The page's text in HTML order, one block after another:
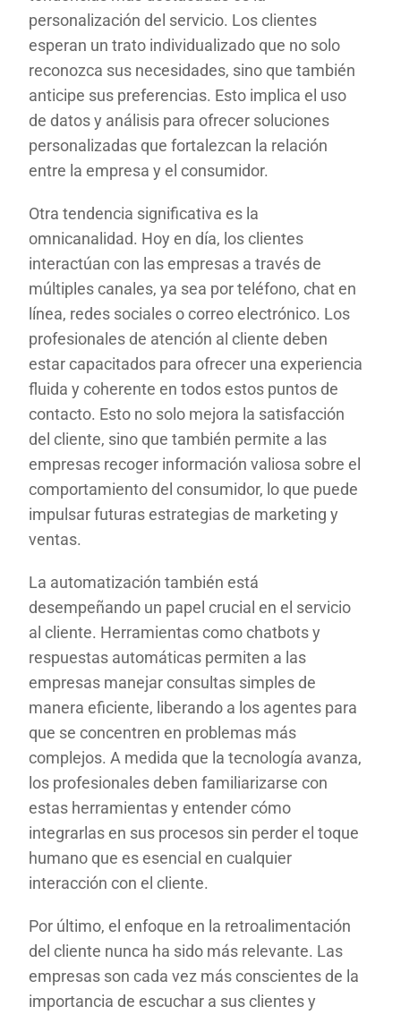
personalización del servicio. Los clientes
esperan un trato individualizado que no solo
reconozca sus necesidades, sino que también
anticipe sus preferencias. Esto implica el uso
de datos y análisis para ofrecer soluciones
personalizadas que fortalezcan la relación
entre la empresa y el consumidor.
Otra tendencia significativa es la
omnicanalidad. Hoy en día, los clientes
interactúan con las empresas a través de
múltiples canales, ya sea por teléfono, chat en
línea, redes sociales o correo electrónico. Los
profesionales de atención al cliente deben
estar capacitados para ofrecer una experiencia
fluida y coherente en todos estos puntos de
contacto. Esto no solo mejora la satisfacción
del cliente, sino que también permite a las
empresas recoger información valiosa sobre el
comportamiento del consumidor, lo que puede
impulsar futuras estrategias de marketing y
ventas.
La automatización también está
desempeñando un papel crucial en el servicio
al cliente. Herramientas como chatbots y
respuestas automáticas permiten a las
empresas manejar consultas simples de
manera eficiente, liberando a los agentes para
que se concentren en problemas más
complejos. A medida que la tecnología avanza,
los profesionales deben familiarizarse con
estas herramientas y entender cómo
integrarlas en sus procesos sin perder el toque
humano que es esencial en cualquier
interacción con el cliente.
Por último, el enfoque en la retroalimentación
del cliente nunca ha sido más relevante. Las
empresas son cada vez más conscientes de la
importancia de escuchar a sus clientes y